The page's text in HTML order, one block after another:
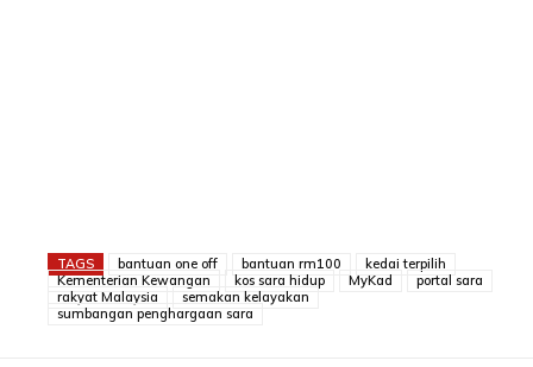
TAGS bantuan one off bantuan rm100
kedai terpilih
Kementerian Kewangan
kos sara hidup MyKad
portal sara
rakyat Malaysia
semakan kelayakan
sumbangan penghargaan sara